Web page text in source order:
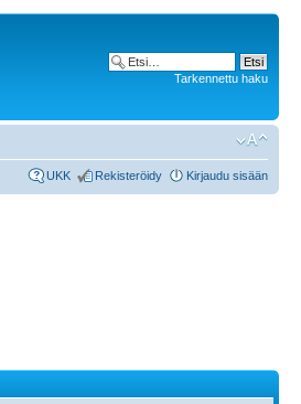
Tarkennettu haku
UKK Rekisteröidy Kirjaudu sisään